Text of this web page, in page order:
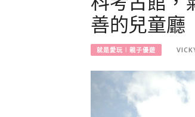
善的兒童廳
就是愛玩︱親子優遊